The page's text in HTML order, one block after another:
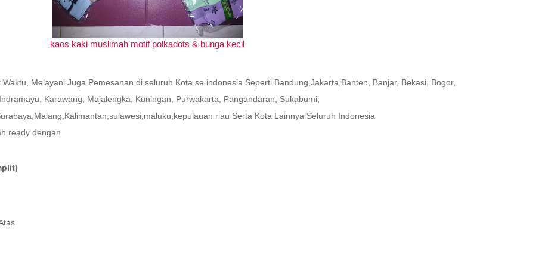
kaos kaki muslimah motif polkadots & bunga kecil
Melayani Juga Pemesanan di seluruh Kota se indonesia Seperti Bandung,Jakarta,Banten, Banjar, Bekasi, Bogor,
Karawang, Majalengka, Kuningan, Purwakarta, Pangandaran, Sukabumi,
riau Serta Kota Lainnya Seluruh Indonesia
ready dengan